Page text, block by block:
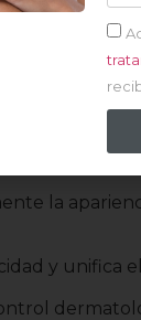
la aparición
piel de
la
y unifica